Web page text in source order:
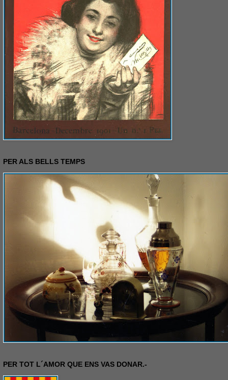
PER ALS BELLS TEMPS
PER TOT L´AMOR QUE ENS VAS DONAR.-